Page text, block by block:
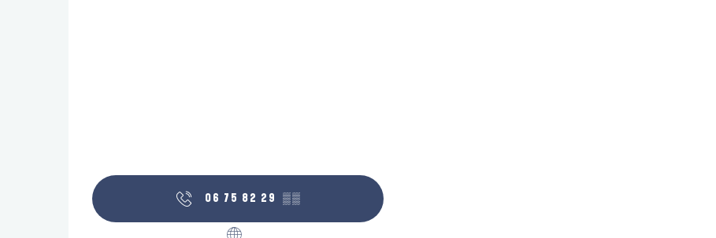
06 75 82 29 ▒▒